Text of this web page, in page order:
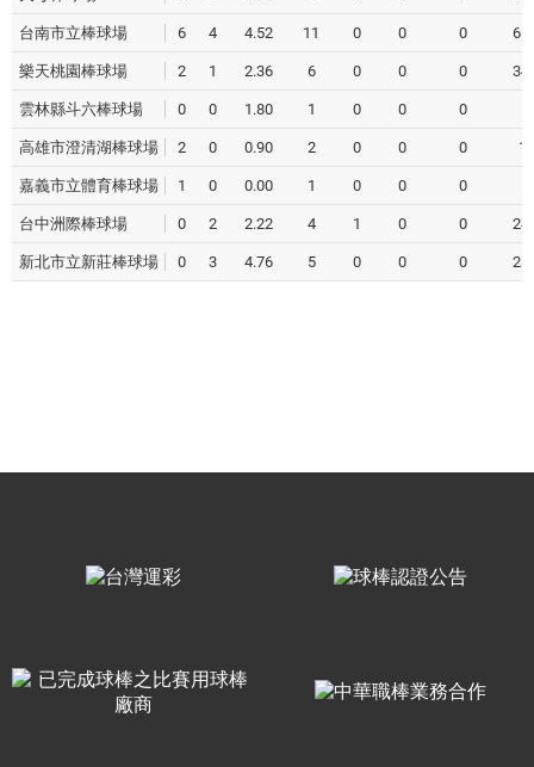
台南市立棒球場 6 4 4.52 11 0 0 0
樂天桃園棒球場 2 1 2.36 6 0 0 0
雲林縣斗六棒球場 0 0 1.80 1 0 0 0
高雄市澄清湖棒球場 2 0 0.90 2 0 0 0 10
嘉義市立體育棒球場 1 0 0.00 1 0 0 0
台中洲際棒球場 0 2 2.22 4 1 0 0
新北市立新莊棒球場 0 3 4.76 5 0 0 0